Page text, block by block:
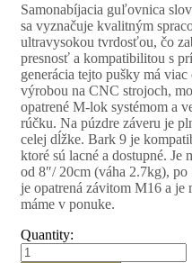
Samonabíjacia guľovnica
sa vyznačuje kvalitným
ultravysokou tvrdosťou, čo
presnosť a kompatibilitou s
generácia tejto pušky má
výrobou na CNC strojoch,
opatrené M-lok systémom a
rúčku. Na púzdre záveru je
celej dĺžke. Bark 9 je
ktoré sú lacné a dostupné.
od 8″/ 20cm (váha 2.7kg),
je opatrená závitom M16 a
máme v ponuke.
Quantity: